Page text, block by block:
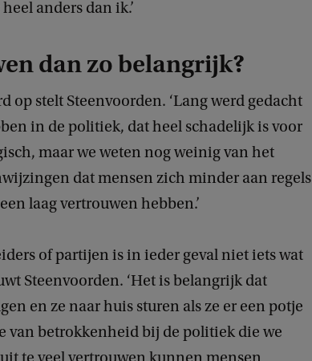
anders dan ik.’
dan zo belangrijk?
op stelt Steenvoorden. ‘Lang werd gedacht
in de politiek, dat heel schadelijk is voor
maar we weten nog weinig van het
dat mensen zich minder aan regels
laag vertrouwen hebben.’
of partijen is in ieder geval niet iets wat
Steenvoorden. ‘Het is belangrijk dat
en ze naar huis sturen als ze er een potje
van betrokkenheid bij de politiek die we